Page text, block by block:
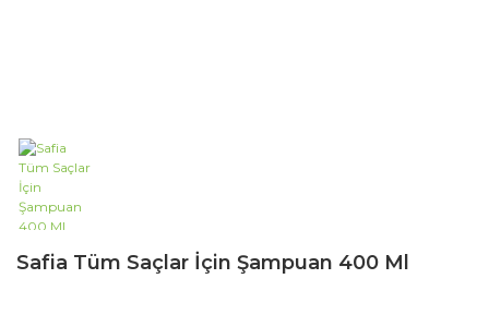
Safia Tüm Saçlar İçin Şampuan 400 Ml